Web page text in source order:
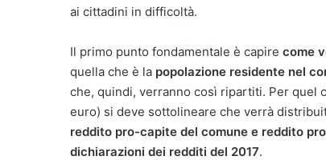
ai cittadini in difficoltà.
Il primo punto fondamentale è capire come
quella che è la popolazione residente nel
che, quindi, verranno così ripartiti. Per quel
euro) si deve sottolineare che verrà
reddito pro-capite del comune e reddito
dichiarazioni dei redditi del 2017.